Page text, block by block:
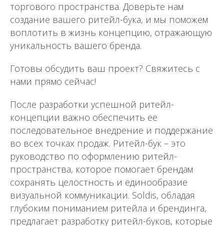
торгового пространства. Доверьте нам
создание вашего ритейл-бука, и мы поможем
воплотить в жизнь концепцию, отражающую
уникальность вашего бренда.
Готовы обсудить ваш проект? Свяжитесь с
нами прямо сейчас!
После разработки успешной ритейл-
концепции важно обеспечить ее
последовательное внедрение и поддержание
во всех точках продаж. Ритейл-бук – это
руководство по оформлению ритейл-
пространства, которое помогает брендам
сохранять целостность и единообразие
визуальной коммуникации. Soldis, обладая
глубоким пониманием ритейла и брендинга,
предлагает разработку ритейл-буков, которые